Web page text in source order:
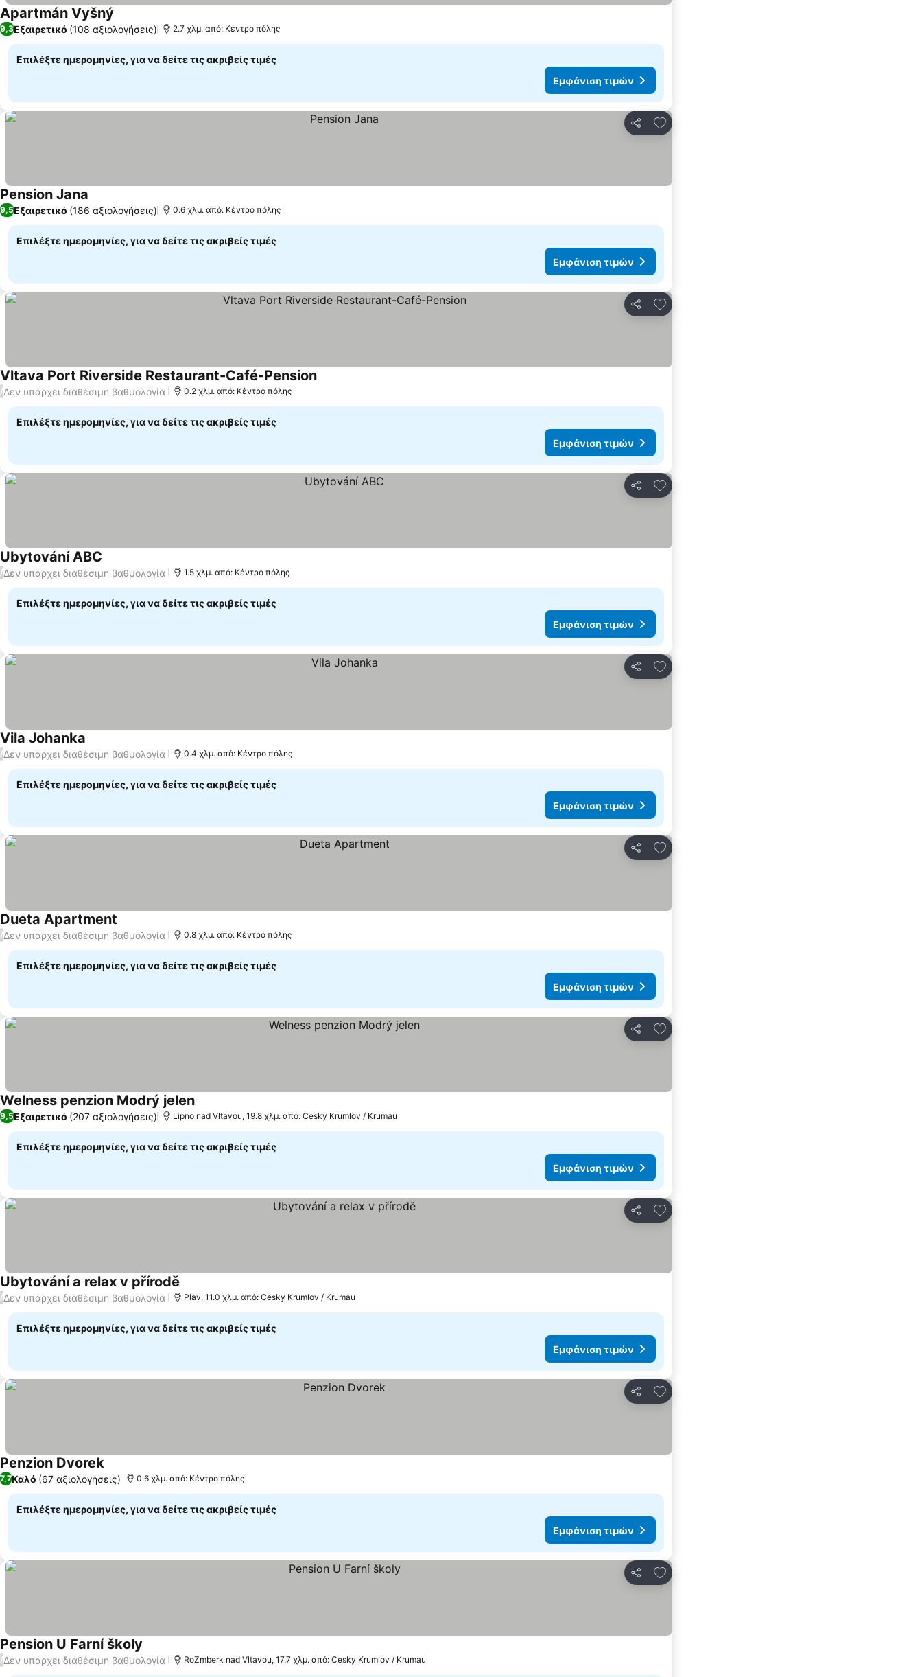
Apartmán Vyšný
9,3Εξαιρετικό (108 αξιολογήσεις) 2.7 χλμ. από: Κέντρο πόλης
Επιλέξτε ημερομηνίες, για να δείτε τις ακριβείς τιμές
Εμφάνιση τιμών
Κοινοποίηση
Προσθήκη στα αγαπημένα
Pension Jana
9,5Εξαιρετικό (186 αξιολογήσεις) 0.6 χλμ. από: Κέντρο πόλης
Επιλέξτε ημερομηνίες, για να δείτε τις ακριβείς τιμές
Εμφάνιση τιμών
Κοινοποίηση
Προσθήκη στα αγαπημένα
Vltava Port Riverside Restaurant-Café-Pension
/Δεν υπάρχει διαθέσιμη βαθμολογία 0.2 χλμ. από: Κέντρο πόλης
Επιλέξτε ημερομηνίες, για να δείτε τις ακριβείς τιμές
Εμφάνιση τιμών
Κοινοποίηση
Προσθήκη στα αγαπημένα
Ubytování ABC
/Δεν υπάρχει διαθέσιμη βαθμολογία 1.5 χλμ. από: Κέντρο πόλης
Επιλέξτε ημερομηνίες, για να δείτε τις ακριβείς τιμές
Εμφάνιση τιμών
Κοινοποίηση
Προσθήκη στα αγαπημένα
Vila Johanka
/Δεν υπάρχει διαθέσιμη βαθμολογία 0.4 χλμ. από: Κέντρο πόλης
Επιλέξτε ημερομηνίες, για να δείτε τις ακριβείς τιμές
Εμφάνιση τιμών
Κοινοποίηση
Προσθήκη στα αγαπημένα
Dueta Apartment
/Δεν υπάρχει διαθέσιμη βαθμολογία 0.8 χλμ. από: Κέντρο πόλης
Επιλέξτε ημερομηνίες, για να δείτε τις ακριβείς τιμές
Εμφάνιση τιμών
Κοινοποίηση
Προσθήκη στα αγαπημένα
Welness penzion Modrý jelen
9,5Εξαιρετικό (207 αξιολογήσεις) Lipno nad Vltavou, 19.8 χλμ. από: Cesky Krumlov / Krumau
Επιλέξτε ημερομηνίες, για να δείτε τις ακριβείς τιμές
Εμφάνιση τιμών
Κοινοποίηση
Προσθήκη στα αγαπημένα
Ubytování a relax v přírodě
/Δεν υπάρχει διαθέσιμη βαθμολογία Plav, 11.0 χλμ. από: Cesky Krumlov / Krumau
Επιλέξτε ημερομηνίες, για να δείτε τις ακριβείς τιμές
Εμφάνιση τιμών
Κοινοποίηση
Προσθήκη στα αγαπημένα
Penzion Dvorek
7,7Καλό (67 αξιολογήσεις) 0.6 χλμ. από: Κέντρο πόλης
Επιλέξτε ημερομηνίες, για να δείτε τις ακριβείς τιμές
Εμφάνιση τιμών
Κοινοποίηση
Προσθήκη στα αγαπημένα
Pension U Farní školy
/Δεν υπάρχει διαθέσιμη βαθμολογία RoZmberk nad Vltavou, 17.7 χλμ. από: Cesky Krumlov / Krumau